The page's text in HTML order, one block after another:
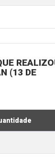
(13 DE